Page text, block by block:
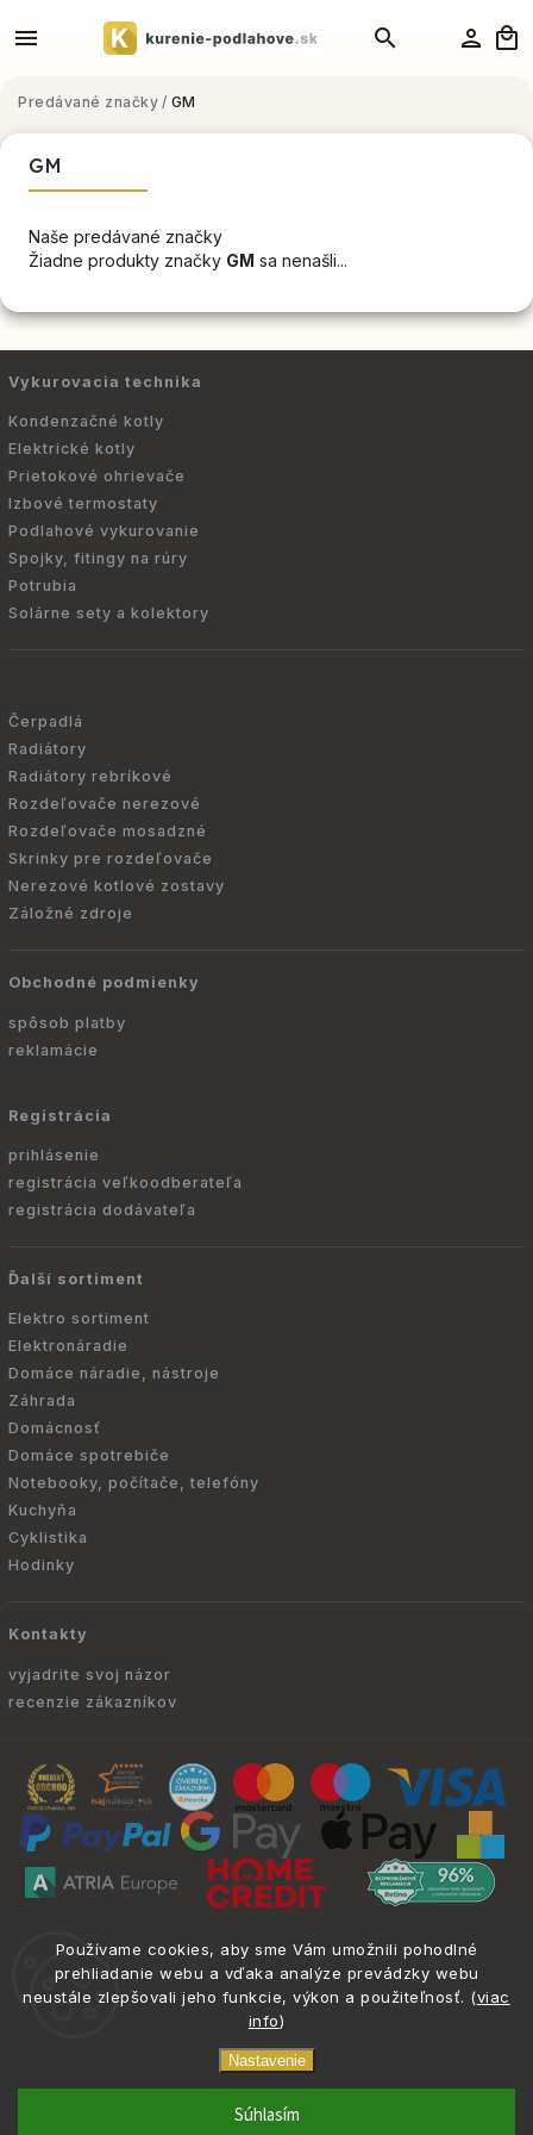
Používame cookies, aby sme Vám umožnili pohodlné
prehliadanie webu a vďaka analýze prevádzky webu
neustále zlepšovali jeho funkcie, výkon a použiteľnosť. (viac
info)
Nastavenie
Súhlasím
Predávané značky / GM
GM
Naše predávané značky
Žiadne produkty značky GM sa nenašli...
Vykurovacia technika
Kondenzačné kotly
Elektrické kotly
Prietokové ohrievače
Izbové termostaty
Podlahové vykurovanie
Spojky, fitingy na rúry
Potrubia
Solárne sety a kolektory
Čerpadlá
Radiátory
Radiátory rebríkové
Rozdeľovače nerezové
Rozdeľovače mosadzné
Skrinky pre rozdeľovače
Nerezové kotlové zostavy
Záložné zdroje
Obchodné podmienky
spôsob platby
reklamácie
Registrácia
prihlásenie
registrácia veľkoodberateľa
registrácia dodávateľa
Ďalší sortiment
Elektro sortiment
Elektronáradie
Domáce náradie, nástroje
Záhrada
Domácnosť
Domáce spotrebiče
Notebooky, počítače, telefóny
Kuchyňa
Cyklistika
Hodinky
Kontakty
vyjadrite svoj názor
recenzie zákazníkov
práva vyhradené.
0917 133 662